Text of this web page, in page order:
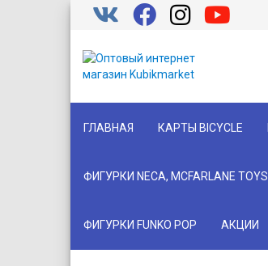
ГЛАВНАЯ КАРТЫ BICYCLE
ФИГУРКИ NECA, MCFARLANE TOYS
ФИГУРКИ FUNKO POP АКЦИИ